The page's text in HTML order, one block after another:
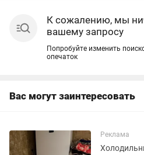
К сожалению, мы
вашему запросу
Попробуйте изменить
опечаток
Вас могут заинтересовать
Реклама